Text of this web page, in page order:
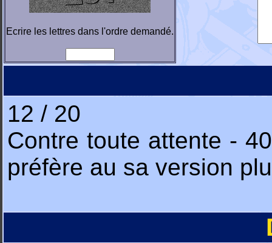
Ecrire les lettres dans l'ordre demandé.
12 / 20
Contre toute attente -
préfère au sa version